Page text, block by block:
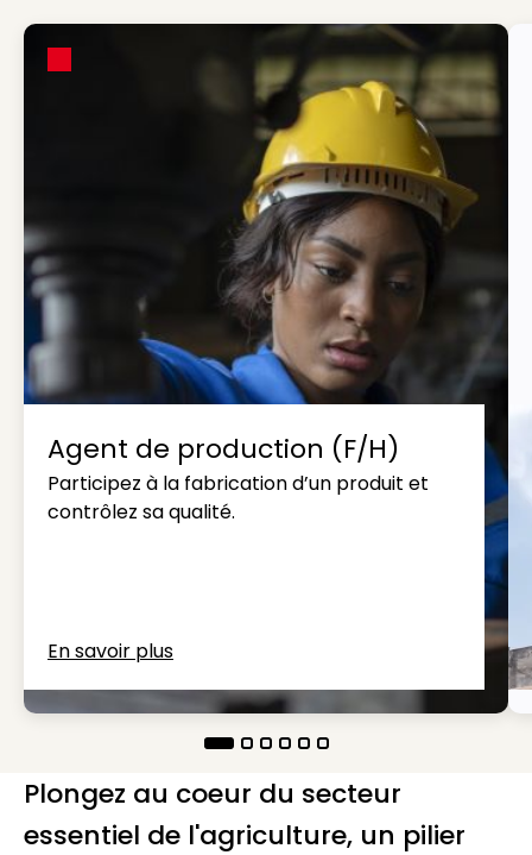
Agent de production (F/H)
Participez à la fabrication d’un produit et
contrôlez sa qualité.
En savoir plus
Plongez au coeur du secteur
essentiel de l'agriculture, un pilier